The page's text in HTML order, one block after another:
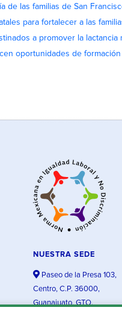
de las familias de San
para fortalecer a las
a promover la lactancia
oportunidades de formación
NUESTRA SEDE
Paseo de la Presa 103,
Centro, C.P. 36000,
Guanajuato, GTO.